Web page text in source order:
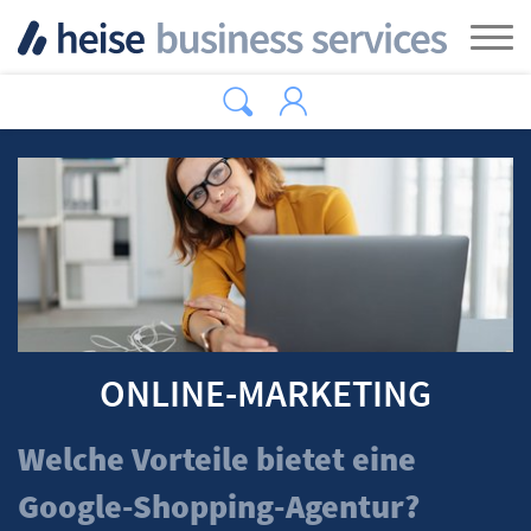
ONLINE-MARKETING
Welche Vorteile bietet eine
Google-Shopping-Agentur?